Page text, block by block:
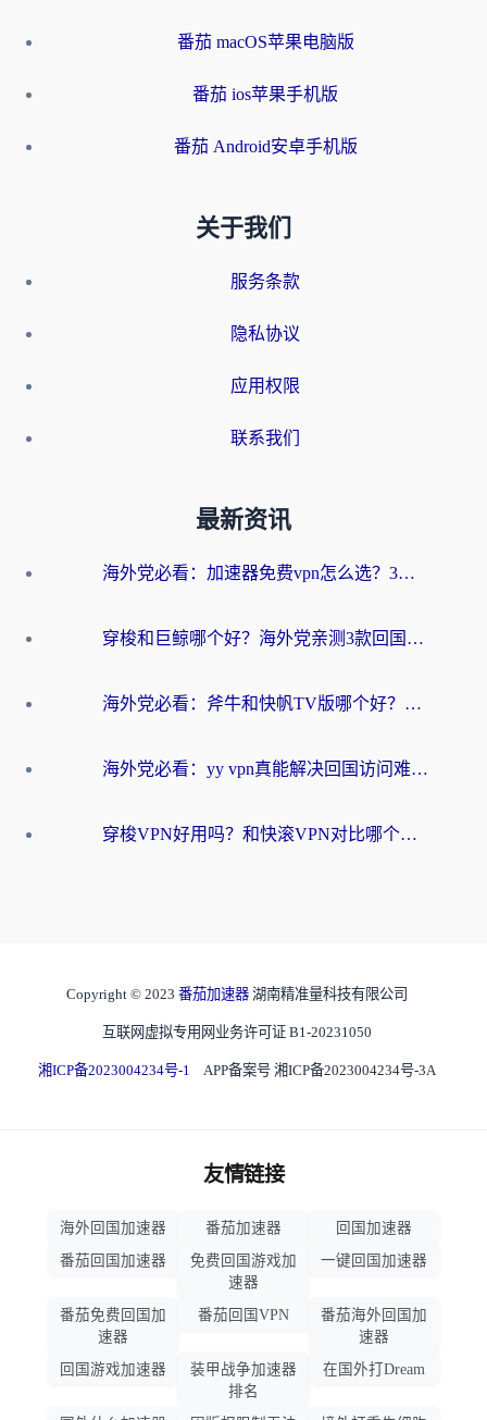
番茄 macOS苹果电脑版
番茄 ios苹果手机版
番茄 Android安卓手机版
关于我们
服务条款
隐私协议
应用权限
联系我们
最新资讯
海外党必看：加速器免费vpn怎么选？3步教你无缝访问国内资源
穿梭和巨鲸哪个好？海外党亲测3款回国加速器，教你避开90%的坑
海外党必看：斧牛和快帆TV版哪个好？3分钟选对回国加速器，无缝刷B站、追热剧
海外党必看：yy vpn真能解决回国访问难题？附云极initap测评+免费方案对比
穿梭VPN好用吗？和快滚VPN对比哪个回国效果更好？海外党选回国加速器必看指南
Copyright © 2023 番茄加速器 湖南精准量科技有限公司
互联网虚拟专用网业务许可证 B1-20231050
湘ICP备2023004234号-1 APP备案号 湘ICP备2023004234号-3A
友情链接
海外回国加速器 番茄加速器
回国加速器
番茄回国加速器
免费回国游戏加
速器
一键回国加速器
番茄免费回国加
速器
番茄回国VPN
番茄海外回国加
速器
回国游戏加速器
装甲战争加速器
排名
在国外打Dream